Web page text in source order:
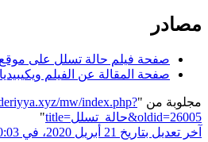
مصادر
صفحة فيلم حالة تسلل على موقع
صفحة المقالة عن الفيلم ويكيبيديا
مجلوبة من "mw/index.php?
title=حالة_تسلل&oldid=26005
"
آخر تعديل بتاريخ 21 أبريل 2020، في 20:03